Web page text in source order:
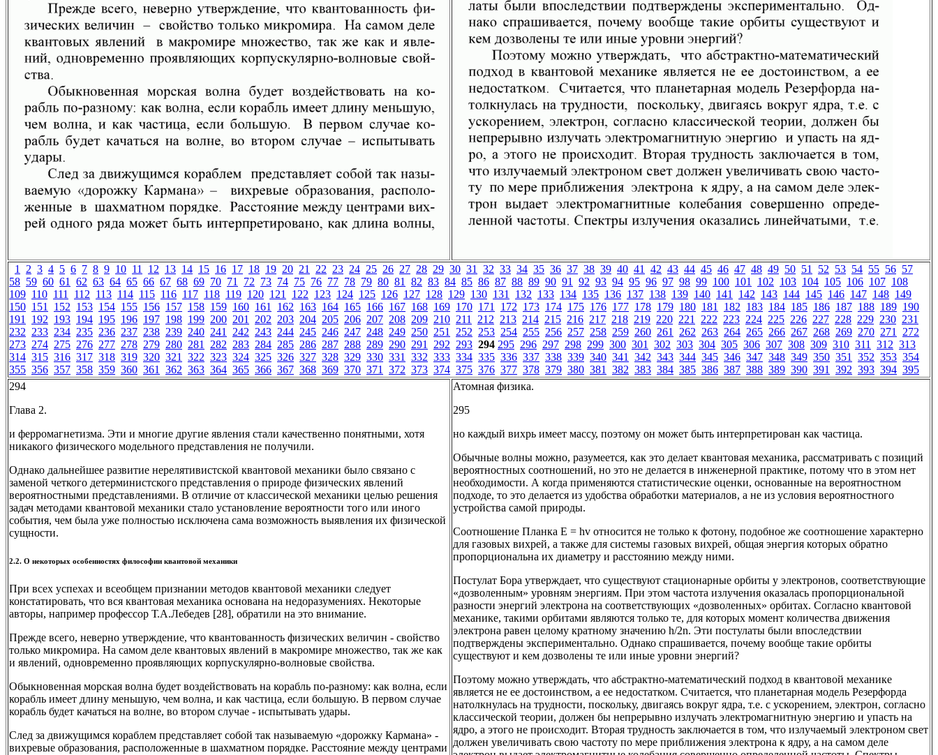
1 2 3 4 5 6 7 8 9 10 11 12 13 14 15 16 17 18 19 20 21 22 23 24 25 26 27 28 29 30 31 32 33 34 35 36 37 38 39 40 41 42 43 44 45 46 47 48 49 50 51 52 53 54 55 56 57
58 59 60 61 62 63 64 65 66 67 68 69 70 71 72 73 74 75 76 77 78 79 80 81 82 83 84 85 86 87 88 89 90 91 92 93 94 95 96 97 98 99 100 101 102 103 104 105 106 107 108
109 110 111 112 113 114 115 116 117 118 119 120 121 122 123 124 125 126 127 128 129 130 131 132 133 134 135 136 137 138 139 140 141 142 143 144 145 146 147 148 149
150 151 152 153 154 155 156 157 158 159 160 161 162 163 164 165 166 167 168 169 170 171 172 173 174 175 176 177 178 179 180 181 182 183 184 185 186 187 188 189 190
191 192 193 194 195 196 197 198 199 200 201 202 203 204 205 206 207 208 209 210 211 212 213 214 215 216 217 218 219 220 221 222 223 224 225 226 227 228 229 230 231
232 233 234 235 236 237 238 239 240 241 242 243 244 245 246 247 248 249 250 251 252 253 254 255 256 257 258 259 260 261 262 263 264 265 266 267 268 269 270 271 272
273 274 275 276 277 278 279 280 281 282 283 284 285 286 287 288 289 290 291 292 293 294 295 296 297 298 299 300 301 302 303 304 305 306 307 308 309 310 311 312 313
314 315 316 317 318 319 320 321 322 323 324 325 326 327 328 329 330 331 332 333 334 335 336 337 338 339 340 341 342 343 344 345 346 347 348 349 350 351 352 353 354
355 356 357 358 359 360 361 362 363 364 365 366 367 368 369 370 371 372 373 374 375 376 377 378 379 380 381 382 383 384 385 386 387 388 389 390 391 392 393 394 395
294
Глава 2.
и ферромагнетизма. Эти и многие другие явления стали качественно понятными, хотя
никакого физического модельного представления не получили.
Однако дальнейшее развитие нерелятивистской квантовой механики было связано с
заменой четкого детерминистского представления о природе физических явлений
вероятностными представлениями. В отличие от классической механики целью решения
задач методами квантовой механики стало установление вероятности того или иного
события, чем была уже полностью исключена сама возможность выявления их физической
сущности.
2.2. О некоторых особенностях философии квантовой механики
При всех успехах и всеобщем признании методов квантовой механики следует
констатировать, что вся квантовая механика основана на недоразумениях. Некоторые
авторы, например профессор Т.А.Лебедев [28], обратили на это внимание.
Прежде всего, неверно утверждение, что квантованность физических величин - свойство
только микромира. На самом деле квантовых явлений в макромире множество, так же как
и явлений, одновременно проявляющих корпускулярно-волновые свойства.
Обыкновенная морская волна будет воздействовать на корабль по-разному: как волна, если
корабль имеет длину меньшую, чем волна, и как частица, если большую. В первом случае
корабль будет качаться на волне, во втором случае - испытывать удары.
След за движущимся кораблем представляет собой так называемую «дорожку Кармана» -
вихревые образования, расположенные в шахматном порядке. Расстояние между центрами
Атомная физика.
295
но каждый вихрь имеет массу, поэтому он может быть интерпретирован как частица.
Обычные волны можно, разумеется, как это делает квантовая механика, рассматривать с позиций
вероятностных соотношений, но это не делается в инженерной практике, потому что в этом нет
необходимости. А когда применяются статистические оценки, основанные на вероятностном
подходе, то это делается из удобства обработки материалов, а не из условия вероятностного
устройства самой природы.
Соотношение Планка E = hv относится не только к фотону, подобное же соотношение характерно
для газовых вихрей, а также для системы газовых вихрей, общая энергия которых обратно
пропорциональна их диаметру и расстоянию между ними.
Постулат Бора утверждает, что существуют стационарные орбиты у электронов, соответствующие
«дозволенным» уровням энергиям. При этом частота излучения оказалась пропорциональной
разности энергий электрона на соответствующих «дозволенных» орбитах. Согласно квантовой
механике, такими орбитами являются только те, для которых момент количества движения
электрона равен целому кратному значению h/2n. Эти постулаты были впоследствии
подтверждены экспериментально. Однако спрашивается, почему вообще такие орбиты
существуют и кем дозволены те или иные уровни энергий?
Поэтому можно утверждать, что абстрактно-математический подход в квантовой механике
является не ее достоинством, а ее недостатком. Считается, что планетарная модель Резерфорда
натолкнулась на трудности, поскольку, двигаясь вокруг ядра, т.е. с ускорением, электрон, согласно
классической теории, должен бы непрерывно излучать электромагнитную энергию и упасть на
ядро, а этого не происходит. Вторая трудность заключается в том, что излучаемый электроном свет
должен увеличивать свою частоту по мере приближения электрона к ядру, а на самом деле